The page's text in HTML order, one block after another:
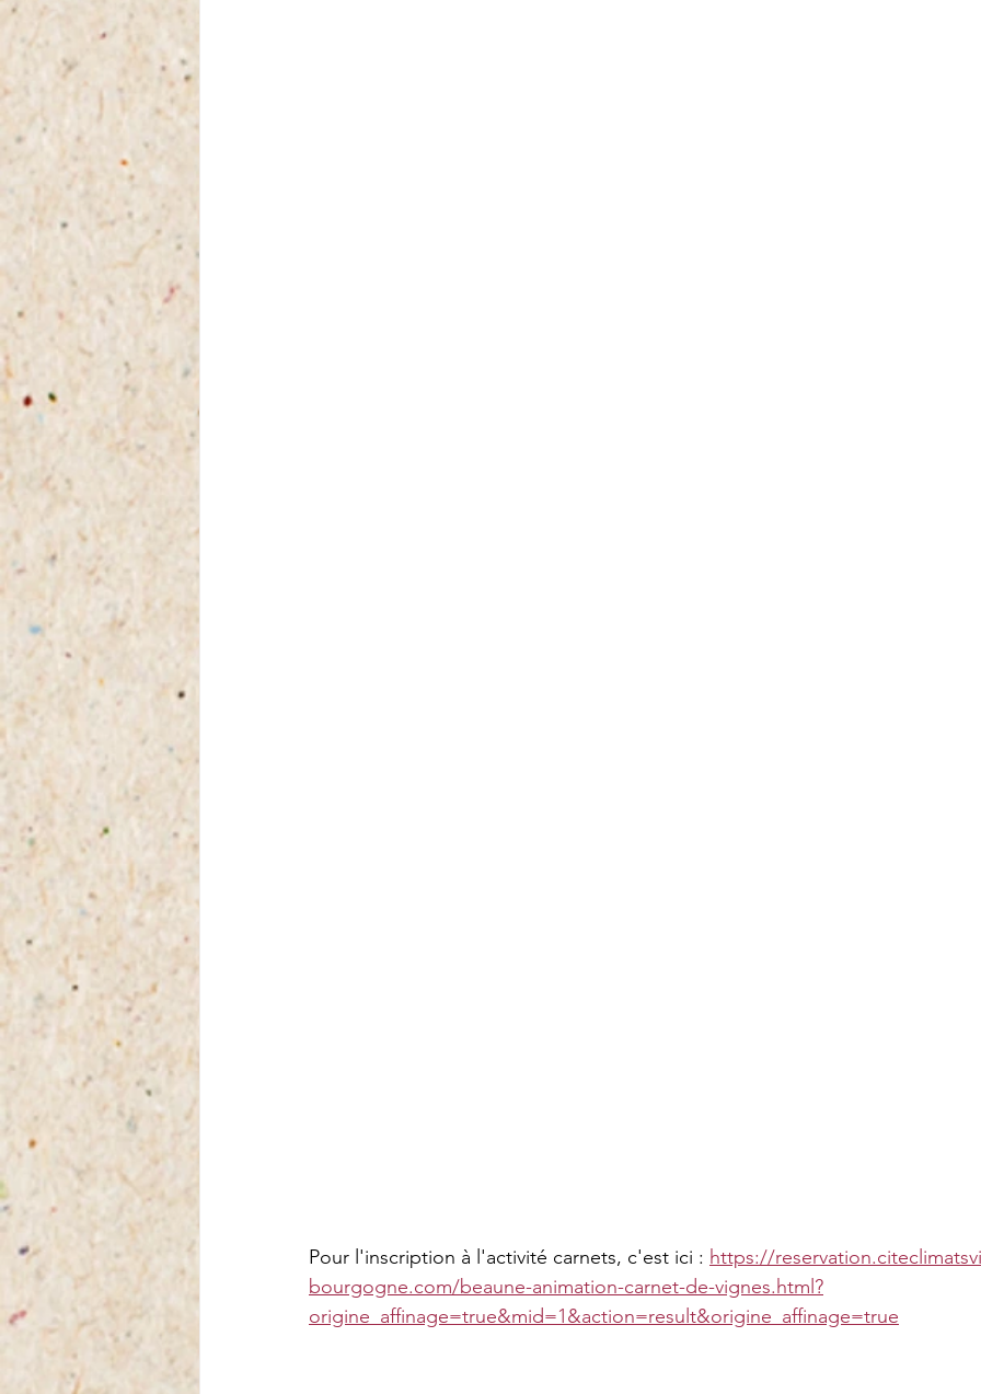
Pour l'inscription à l'activité carnets, c'est ici : https://
bourgogne.com/beaune-animation-carnet-de-vignes.html?
origine_affinage=true&mid=1&action=result&origine_affinage=true